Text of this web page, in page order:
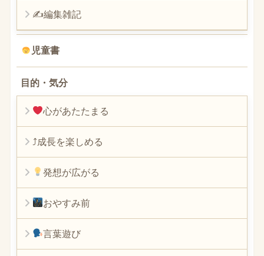
✍編集雑記
児童書
目的・気分
心があたたまる
⤴︎成長を楽しめる
発想が広がる
おやすみ前
言葉遊び